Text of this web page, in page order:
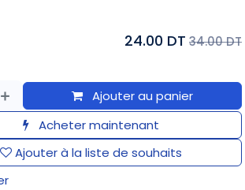
Ajouter au panier
Acheter maintenant
Ajouter à la liste de souhaits
24.00 DT 34.00 DT